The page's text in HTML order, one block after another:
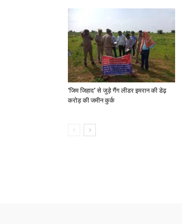
‘जिम जिहाद’ से जुड़े गैंग लीडर इमरान की डेढ़
करोड़ की जमीन कुर्क